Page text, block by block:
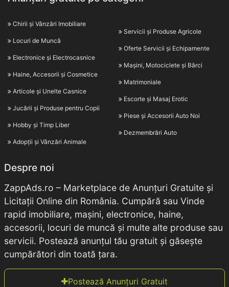
Chirii și Vânzări Imobiliare
Locuri de Muncă
Electronice și Electrocasnice
Haine, Accesorii și Cosmetice
Articole și Unelte Casnice
Jucării și Produse pentru Copii
Hobby și Timp Liber
Adopții și Vânzări Animale
Servicii și Produse Agricole
Oferte Servicii și Echipamente
Mașini, Motociclete și Bărci
Matrimoniale
Escorte și Masaj Erotic
Piese și Accesorii Auto Noi
Dezmembrări Auto
Despre noi
ZappAds.ro – Marketplace de Anunțuri Gratuite și
Licitații Online din România. Cumpără sau Vinde
rapid imobiliare, mașini, electronice, haine,
accesorii, locuri de muncă și multe alte produse sau
servicii. Postează anunțul tău gratuit și găsește
cumpărători din toată țara.
Postează Anunțuri Gratuit